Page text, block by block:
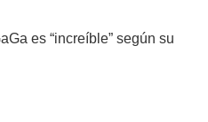
es “increíble” según su